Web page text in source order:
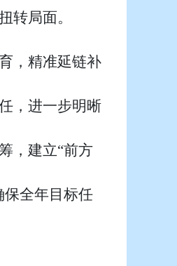
转局面。
，精准延链补
，进一步明晰
，建立“前方
保全年目标任